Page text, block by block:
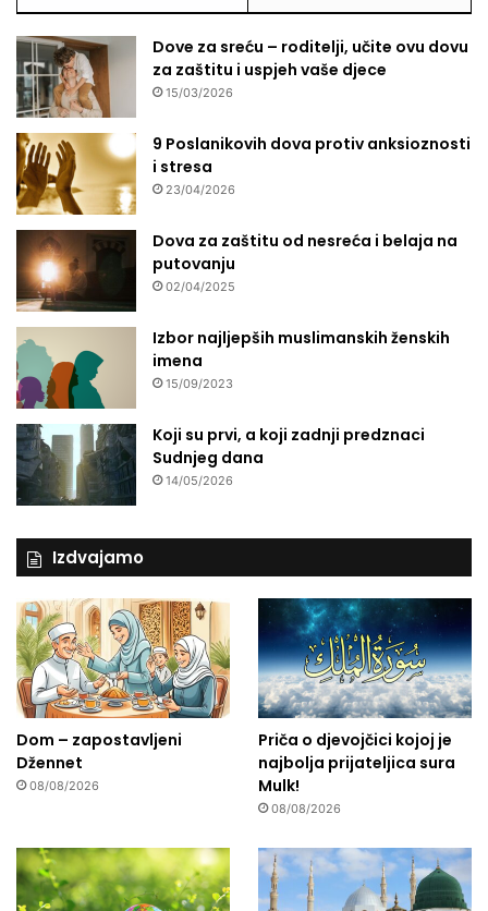
Dove za sreću – roditelji, učite ovu dovu
za zaštitu i uspjeh vaše djece
15/03/2026
9 Poslanikovih dova protiv anksioznosti
i stresa
23/04/2026
Dova za zaštitu od nesreća i belaja na
putovanju
02/04/2025
Izbor najljepših muslimanskih ženskih
imena
15/09/2023
Koji su prvi, a koji zadnji predznaci
Sudnjeg dana
14/05/2026
Izdvajamo
Dom – zapostavljeni
Džennet
08/08/2026
Priča o djevojčici kojoj je
najbolja prijateljica sura
Mulk!
08/08/2026